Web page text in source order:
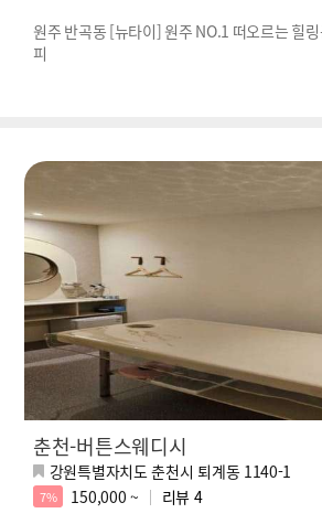
원주 반곡동 [뉴타이] 원주 NO.1 떠오르는 힐
피
춘천-버튼스웨디시
강원특별자치도 춘천시 퇴계동 1140-1
7% 150,000 ~ 리뷰 4